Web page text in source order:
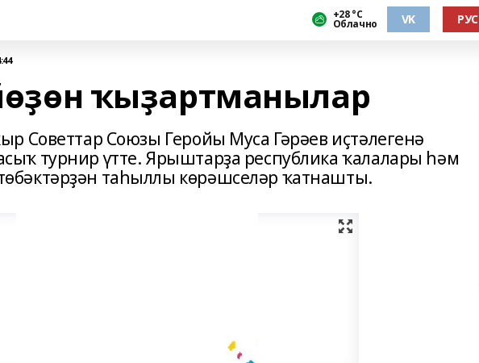
+28 °С
Облачно VK РУС
ҡыҙартманылар
Советтар Союзы Геройы Муса Гәрәев иҫтәлегенә
турнир үтте. Ярыштарҙа республика ҡалалары һәм
таһыллы көрәшселәр ҡатнашты.